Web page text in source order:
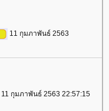
11 กุมภาพันธ์ 2563
11 กุมภาพันธ์ 2563 22:57:15